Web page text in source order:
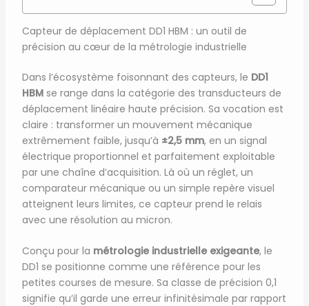
Capteur de déplacement DD1 HBM : un outil de
précision au cœur de la métrologie industrielle
Dans l’écosystème foisonnant des capteurs, le DD1
HBMse range dans la catégorie des transducteurs de
déplacement linéaire haute précision. Sa vocation est
claire : transformer un mouvement mécanique
extrêmement faible, jusqu’à ±2,5 mm, en un signal
électrique proportionnel et parfaitement exploitable
par une chaîne d’acquisition. Là où un réglet, un
comparateur mécanique ou un simple repère visuel
atteignent leurs limites, ce capteur prend le relais
avec une résolution au micron.
Conçu pour la métrologie industrielle exigeante, le
DD1 se positionne comme une référence pour les
petites courses de mesure. Sa classe de précision 0,1
signifie qu’il garde une erreur infinitésimale par rapport